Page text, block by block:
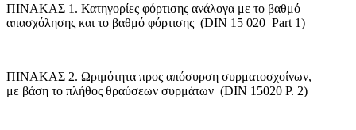
ΠΙΝΑΚΑΣ 1. Κατηγορίες φόρτισης ανάλογα με το βαθμό
απασχόλησης και το βαθμό φόρτισης (DIN 15 020 Part 1)
ΠΙΝΑΚΑΣ 2. Ωριμότητα προς απόσυρση συρματοσχοίνων,
με βάση το πλήθος θραύσεων συρμάτων (DIN 15020 P. 2)